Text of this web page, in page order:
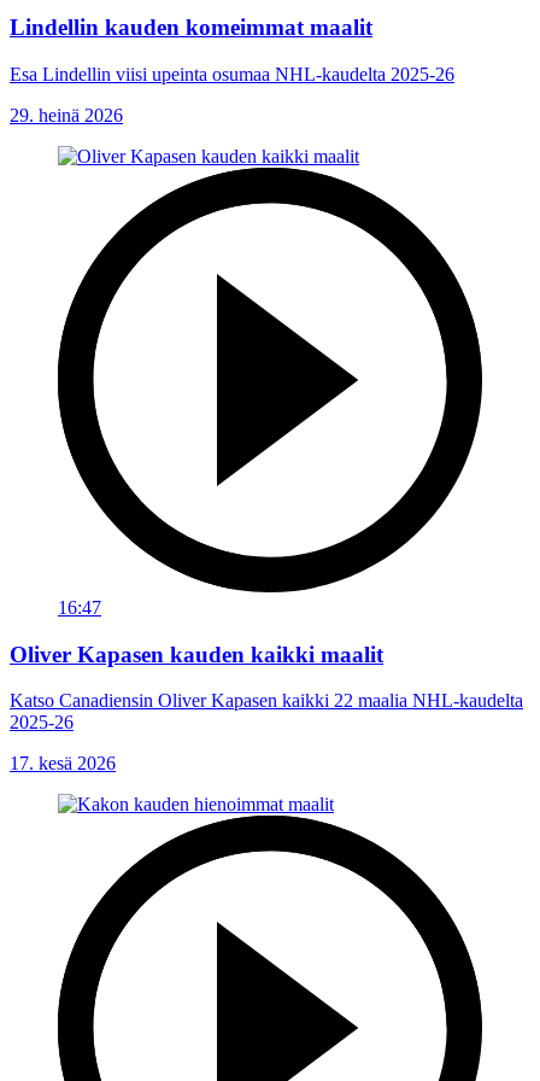
Lindellin kauden komeimmat maalit
Esa Lindellin viisi upeinta osumaa NHL-kaudelta 2025-26
29. heinä 2026
16:47
Oliver Kapasen kauden kaikki maalit
Katso Canadiensin Oliver Kapasen kaikki 22 maalia NHL-kaudelta
2025-26
17. kesä 2026